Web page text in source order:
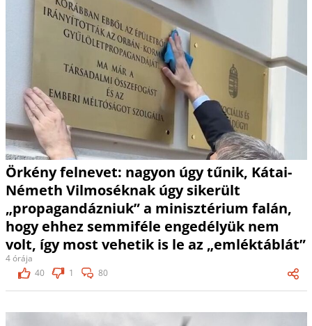
Örkény felnevet: nagyon úgy tűnik, Kátai-
Németh Vilmoséknak úgy sikerült
„propagandázniuk” a minisztérium falán,
hogy ehhez semmiféle engedélyük nem
volt, így most vehetik is le az „emléktáblát”
4 órája
40
1 80